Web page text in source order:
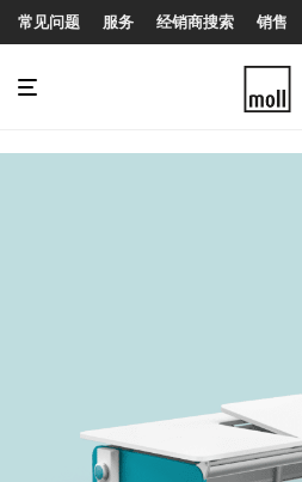
常见问题 服务 经销商搜索 销售